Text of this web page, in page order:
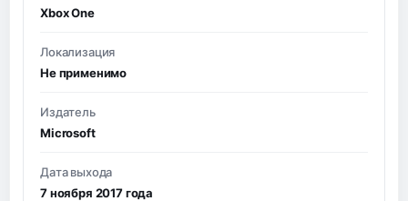
Xbox One
Локализация
Не применимо
Издатель
Microsoft
Дата выхода
7 ноября 2017 года